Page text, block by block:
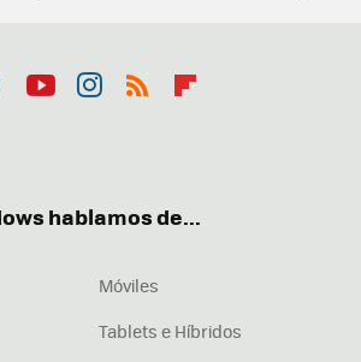
hablamos de...
Móviles
Tablets e Híbridos